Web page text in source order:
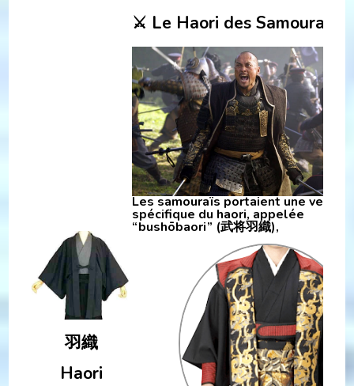
羽織
Haori
⚔️ Le Haori des Samouraïs
Les samouraïs portaient une version
spécifique du haori, appelée
“bushōbaori” (武将羽織),